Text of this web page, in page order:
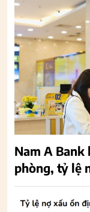
Nam A
phòng, tỷ lệ